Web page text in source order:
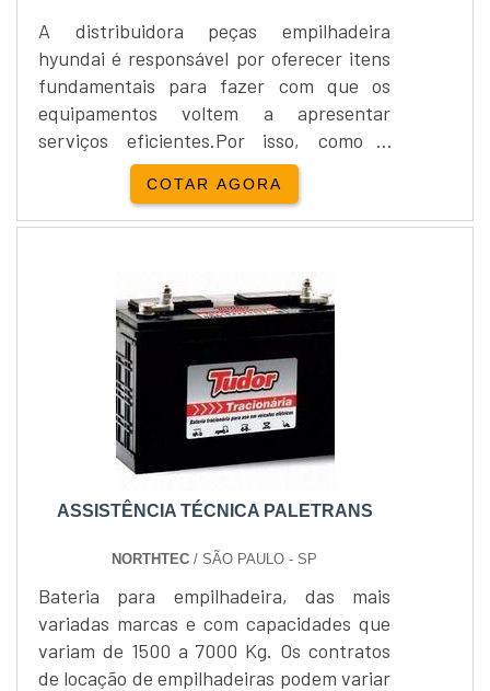
A distribuidora peças empilhadeira
hyundai é responsável por oferecer itens
fundamentais para fazer com que os
equipamentos voltem a apresentar
serviços eficientes.Por isso, como é
possível encontrar uma grande variedade
de empilhadeiras, tanto no que se refere
ao seu modelo como no que tange à
fundamental para atingir os mais
eficientes resultados.Como as
empilhadeiras são equipamentos que
estão semp...
COTAR AGORA
ASSISTÊNCIA TÉCNICA PALETRANS
NORTHTEC / SÃO PAULO - SP
Bateria para empilhadeira, das mais
variadas marcas e com capacidades que
variam de 1500 a 7000 Kg. Os contratos
de locação de empilhadeiras podem variar